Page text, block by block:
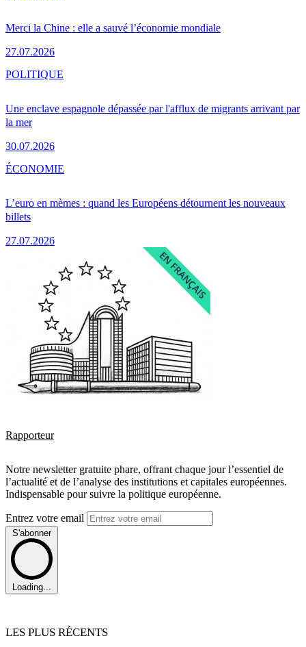
Merci la Chine : elle a sauvé l’économie mondiale
27.07.2026
Une enclave espagnole dépassée par l'afflux de migrants arrivant par
la mer
30.07.2026
POLITIQUE
L’euro en mèmes : quand les Européens détournent les nouveaux
billets
27.07.2026
ÉCONOMIE
Rapporteur
Notre newsletter gratuite phare, offrant chaque jour l’essentiel de
l’actualité et de l’analyse des institutions et capitales européennes.
Indispensable pour suivre la politique européenne.
Entrez votre email
S'abonner
Loading...
LES PLUS RÉCENTS